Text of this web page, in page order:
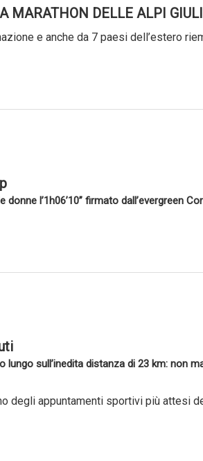
MARATHON DELLE ALPI
e anche da 7 paesi dell’estero
l’1h06’10” firmato dall’evergreen
sull’inedita distanza di 23 km: non
degli appuntamenti sportivi più attesi